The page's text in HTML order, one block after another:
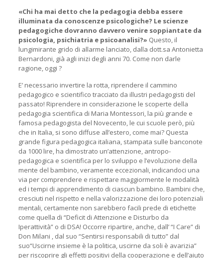
«Chi ha mai detto che la pedagogia debba essere
illuminata da conoscenze psicologiche? Le scienze
pedagogiche dovranno davvero venire soppiantate da
psicologia, psichiatria e psicoanalisi?» Questo, il
lungimirante grido di allarme lanciato, dalla dott.sa Antonietta
Bernardoni, già agli inizi degli anni 70. Come non darle
ragione, oggi ?
E’ necessario invertire la rotta, riprendere il cammino
pedagogico e scientifico tracciato da illustri pedagogisti del
passato! Riprendere in considerazione le scoperte della
pedagogia scientifica di Maria Montessori, la più grande e
famosa pedagogista del Novecento, le cui scuole però, più
che in Italia, si sono diffuse all’estero, come mai? Questa
grande figura pedagogica italiana, stampata sulle banconote
da 1000 lire, ha dimostrato un’attenzione, antropo-
pedagogica e scientifica per lo sviluppo e l’evoluzione della
mente del bambino, veramente eccezionali, indicandoci una
via per comprendere e rispettare maggiormente le modalità
ed i tempi di apprendimento di ciascun bambino. Bambini che,
cresciuti nel rispetto e nella valorizzazione dei loro potenziali
mentali, certamente non sarebbero facili prede di etichette
come quella di “Deficit di Attenzione e Disturbo da
Iperattività” o di DSA! Occorre ripartire, anche, dall’ “I Care” di
Don Milani , dal suo “Sentirsi responsabili di tutto” dal
suo“Uscirne insieme è la politica, uscirne da soli è avarizia”
per riscoprire gli effetti positivi della cooperazione e dell’aiuto